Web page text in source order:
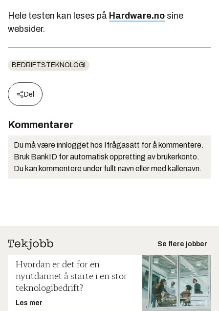
Hele testen kan leses på Hardware.no sine
websider.
BEDRIFTSTEKNOLOGI
Del
Kommentarer
Du må være innlogget hos Ifrågasätt for å kommentere.
Bruk BankID for automatisk oppretting av brukerkonto.
Du kan kommentere under fullt navn eller med kallenavn.
Se flere jobber
Hvordan er det for en
nyutdannet å starte i en stor
teknologibedrift?
Les mer